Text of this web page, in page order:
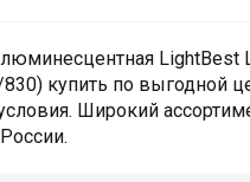
LightBest
830) купить по выгодной
Широкий